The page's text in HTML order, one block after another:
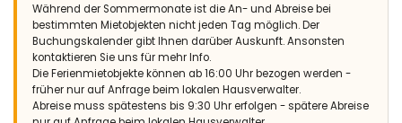
Während der Sommermonate ist die An- und Abreise bei
bestimmten Mietobjekten nicht jeden Tag möglich. Der
Buchungskalender gibt Ihnen darüber Auskunft. Ansonsten
kontaktieren Sie uns für mehr Info.
Die Ferienmietobjekte können ab 16:00 Uhr bezogen werden -
früher nur auf Anfrage beim lokalen Hausverwalter.
Abreise muss spätestens bis 9:30 Uhr erfolgen - spätere Abreise